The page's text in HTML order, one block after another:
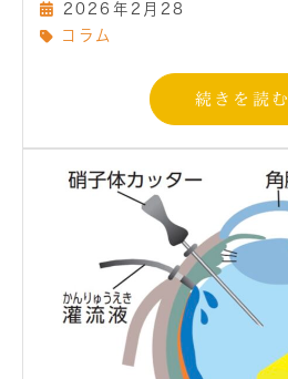
2026年2月28
コラム
続きを読む